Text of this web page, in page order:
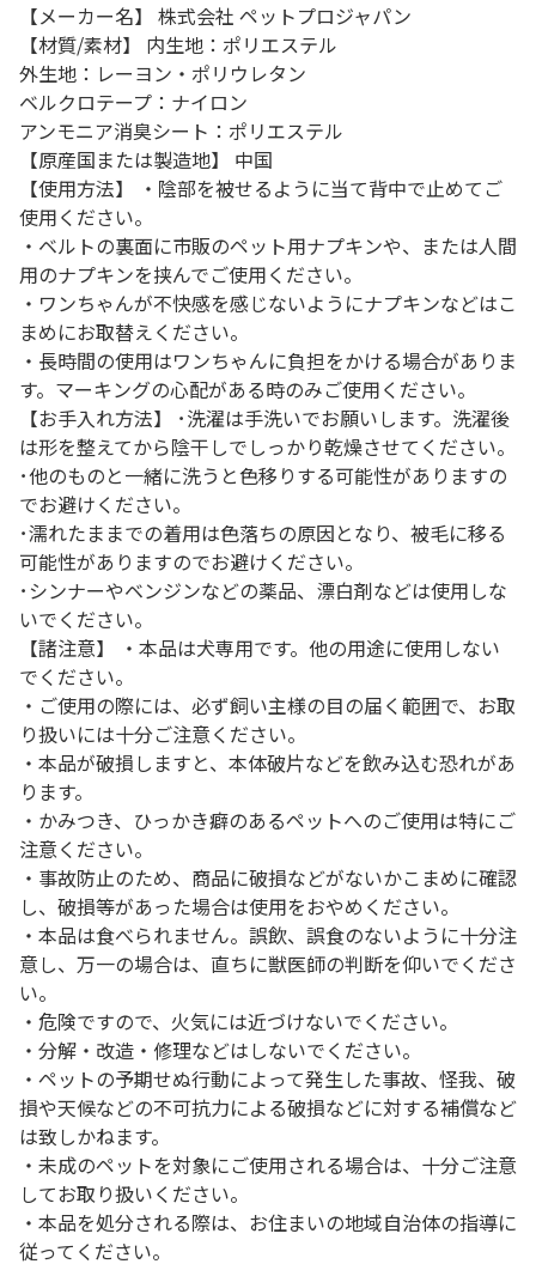
【メーカー名】 株式会社 ペットプロジャパン
【材質/素材】 内生地：ポリエステル
外生地：レーヨン・ポリウレタン
ベルクロテープ：ナイロン
アンモニア消臭シート：ポリエステル
【原産国または製造地】 中国
【使用方法】 ・陰部を被せるように当て背中で止めてご
使用ください。
・ベルトの裏面に市販のペット用ナプキンや、または人間
用のナプキンを挟んでご使用ください。
・ワンちゃんが不快感を感じないようにナプキンなどはこ
まめにお取替えください。
・長時間の使用はワンちゃんに負担をかける場合がありま
す。マーキングの心配がある時のみご使用ください。
【お手入れ方法】 ･洗濯は手洗いでお願いします。洗濯後
は形を整えてから陰干しでしっかり乾燥させてください。
･他のものと一緒に洗うと色移りする可能性がありますの
でお避けください。
･濡れたままでの着用は色落ちの原因となり、被毛に移る
可能性がありますのでお避けください。
･シンナーやベンジンなどの薬品、漂白剤などは使用しな
いでください。
【諸注意】 ・本品は犬専用です。他の用途に使用しない
でください。
・ご使用の際には、必ず飼い主様の目の届く範囲で、お取
り扱いには十分ご注意ください。
・本品が破損しますと、本体破片などを飲み込む恐れがあ
ります。
・かみつき、ひっかき癖のあるペットへのご使用は特にご
注意ください。
・事故防止のため、商品に破損などがないかこまめに確認
し、破損等があった場合は使用をおやめください。
・本品は食べられません。誤飲、誤食のないように十分注
意し、万一の場合は、直ちに獣医師の判断を仰いでくださ
い。
・危険ですので、火気には近づけないでください。
・分解・改造・修理などはしないでください。
・ペットの予期せぬ行動によって発生した事故、怪我、破
損や天候などの不可抗力による破損などに対する補償など
は致しかねます。
・未成のペットを対象にご使用される場合は、十分ご注意
してお取り扱いください。
・本品を処分される際は、お住まいの地域自治体の指導に
従ってください。